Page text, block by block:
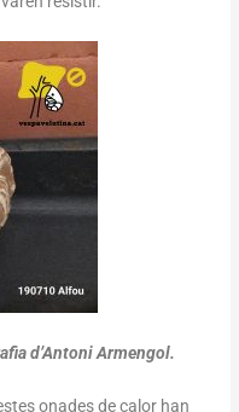
d’Antoni Armengol.
onades de calor han